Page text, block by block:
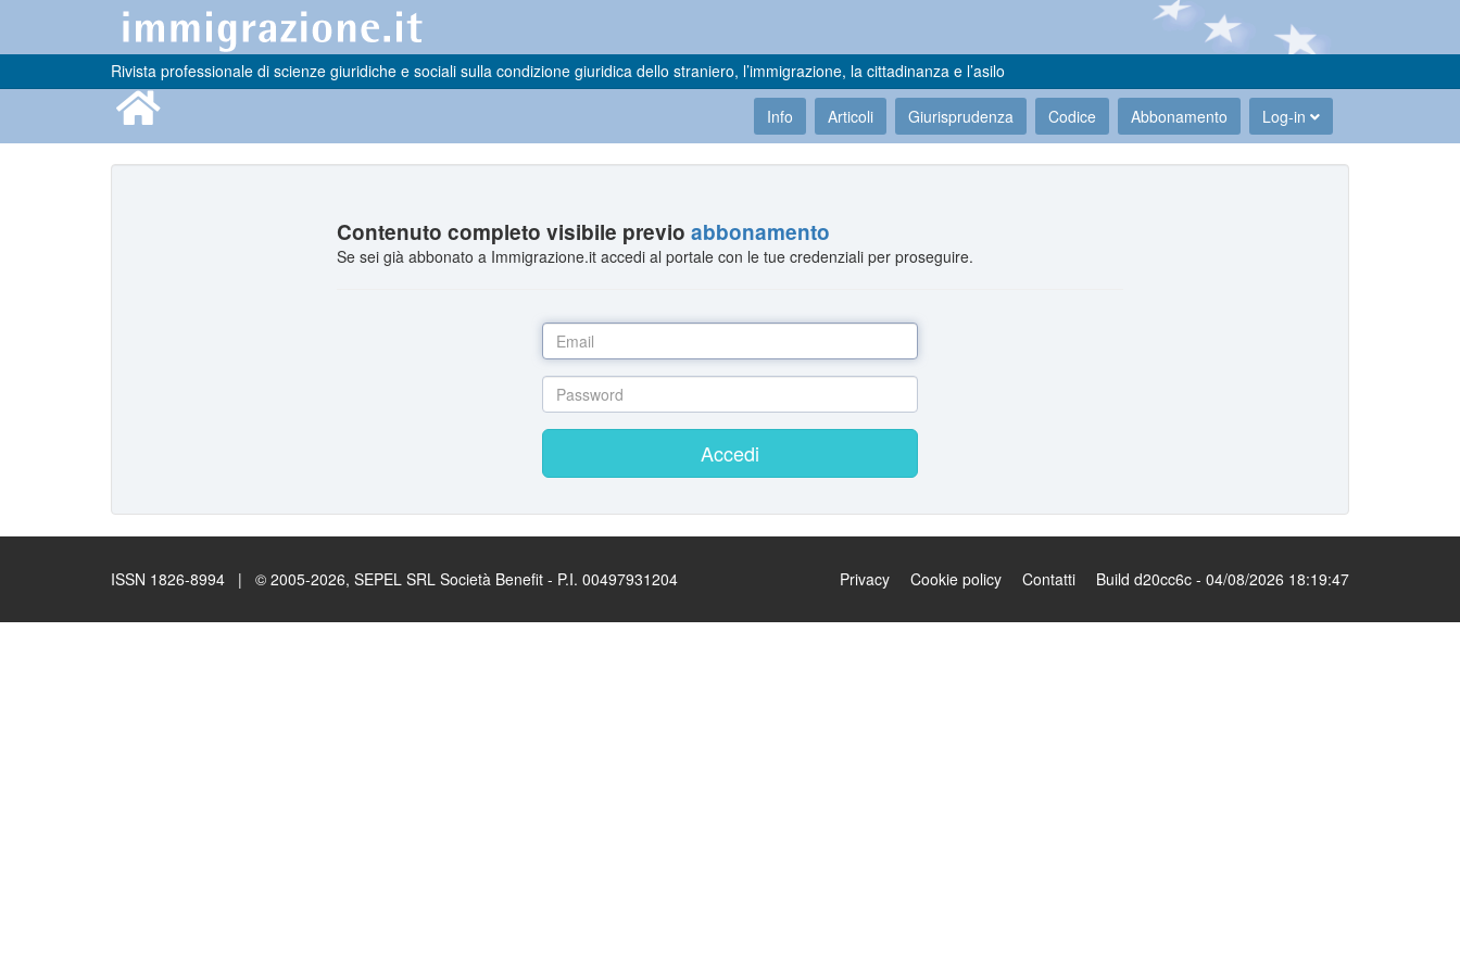
Rivista professionale di scienze giuridiche e sociali sulla condizione giuridica dello straniero, l’immigrazione, la cittadinanza e l’asilo
Info Articoli Giurisprudenza Codice Abbonamento Log-in
Contenuto completo visibile previoabbonamento
Se sei già abbonato a Immigrazione.it accedi al portale con le tue credenziali per proseguire.
Accedi
ISSN 1826-8994 | © 2005-2026, SEPEL SRL Società Benefit - P.I. 00497931204 Privacy Cookie policy Contatti Build d20cc6c - 04/08/2026 18:19:47